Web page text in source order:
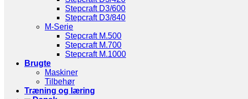
Stepcraft D3/600
Stepcraft D3/840
M-Serie
Stepcraft M.500
Stepcraft M.700
Stepcraft M.1000
Brugte
Maskiner
Tilbehør
Træning og læring